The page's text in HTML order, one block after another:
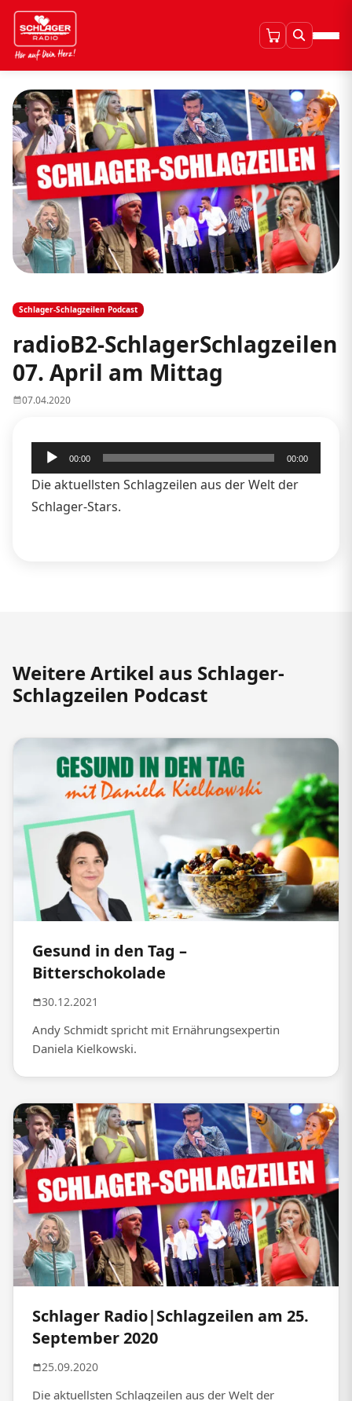
Schlager-Schlagzeilen Podcast
radioB2-SchlagerSchlagzeilen
07. April am Mittag
07.04.2020
Audio-
Player
00:00 00:00
Die aktuellsten Schlagzeilen aus der Welt der
Schlager-Stars.
Weitere Artikel aus Schlager-
Schlagzeilen Podcast
Gesund in den Tag –
Bitterschokolade
30.12.2021
Andy Schmidt spricht mit Ernährungsexpertin
Daniela Kielkowski.
Schlager Radio|Schlagzeilen am 25.
September 2020
25.09.2020
Die aktuellsten Schlagzeilen aus der Welt der